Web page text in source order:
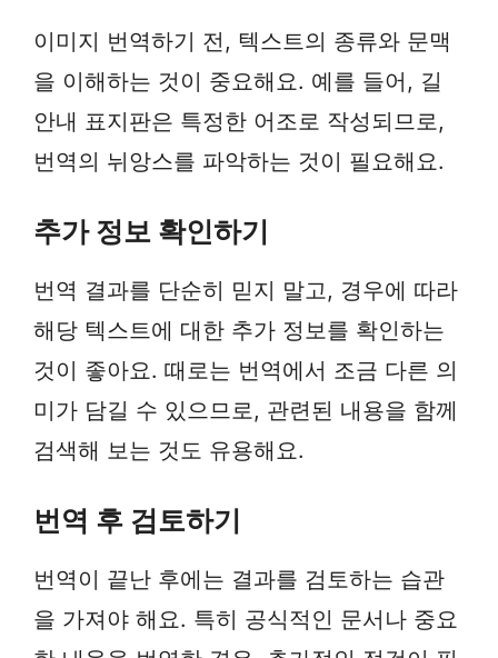
이미지 번역하기 전, 텍스트의 종류와 문맥
을 이해하는 것이 중요해요. 예를 들어, 길
안내 표지판은 특정한 어조로 작성되므로,
번역의 뉘앙스를 파악하는 것이 필요해요.
추가 정보 확인하기
번역 결과를 단순히 믿지 말고, 경우에 따라
해당 텍스트에 대한 추가 정보를 확인하는
것이 좋아요. 때로는 번역에서 조금 다른 의
미가 담길 수 있으므로, 관련된 내용을 함께
검색해 보는 것도 유용해요.
번역 후 검토하기
번역이 끝난 후에는 결과를 검토하는 습관
을 가져야 해요. 특히 공식적인 문서나 중요